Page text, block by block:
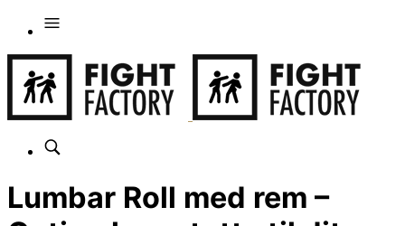
Lumbar Roll med rem –